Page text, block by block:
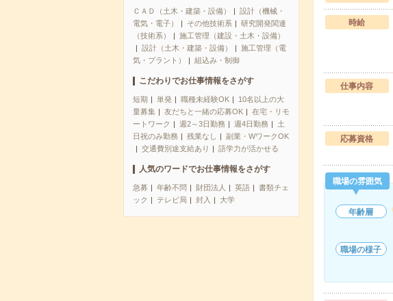
ＣＡＤ（土木・建築・設備）
設計（機械・
電気・電子）
その他技術系
研究開発関連
（技術系）
施工管理（建設・土木・設備）
設計（土木・建築・設備）
施工管理（電
気・プラント）
組込み・制御
こだわりでお仕事情報をさがす
短期 単発 職種未経験OK
10名以上の大
量募集
友だちと一緒の応募OK
在宅・リモ
ートワーク
週2～3日勤務 週4日勤務
土
日祝のみ勤務
残業なし
副業・WワークOK
交通費別途支給あり
語学力が活かせる
人気のワードでお仕事情報をさがす
急募 年齢不問 財団法人 英語
書類チェ
ック
テレビ局 封入 大学
時給
仕事内容
応募資格
職場の雰囲気
年齢層
職場の様子